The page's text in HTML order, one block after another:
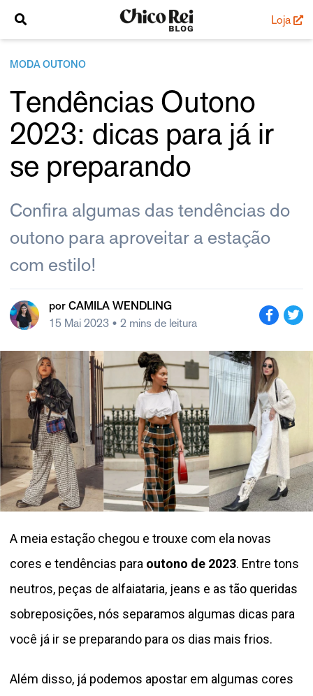
Loja
MODA OUTONO
Tendências Outono
2023: dicas para já ir
se preparando
Confira algumas das tendências do
outono para aproveitar a estação
com estilo!
por CAMILA WENDLING
15 Mai 2023 • 2 mins de leitura
A meia estação chegou e trouxe com ela novas
cores e tendências para outono de 2023. Entre tons
neutros, peças de alfaiataria, jeans e as tão queridas
sobreposições, nós separamos algumas dicas para
você já ir se preparando para os dias mais frios.
Além disso, já podemos apostar em algumas cores